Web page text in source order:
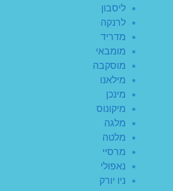
ליסבון
לרנקה
מדריד
מומבאי
מוסקבה
מילאנו
מינכן
מיקונוס
מלגה
מלטה
מרסיי
נאפולי
ניו יורק